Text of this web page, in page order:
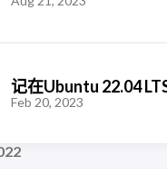
记在Ubuntu 22.04
Feb 20, 2023